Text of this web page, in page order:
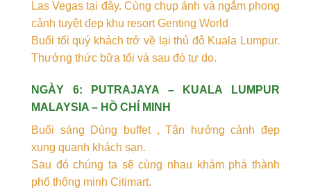
Las Vegas tại đây. Cùng chụp ảnh và ngắm phong
cảnh tuyệt đẹp khu resort Genting World
Buổi tối quý khách trở về lại thủ đô Kuala Lumpur.
Thưởng thức bữa tối và sau đó tự do.
NGÀY 6: PUTRAJAYA – KUALA LUMPUR
MALAYSIA – HỒ CHÍ MINH
Buổi sáng Dùng buffet , Tận hưởng cảnh đẹp
xung quanh khách sạn.
Sau đó chúng ta sẽ cùng nhau khám phá thành
phố thông minh Citimart.